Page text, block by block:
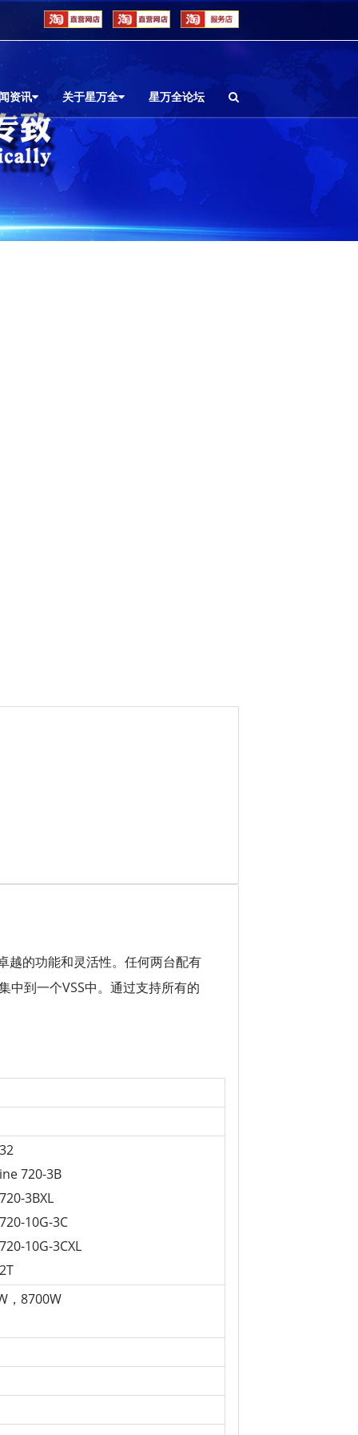
资讯 关于星万全 星万全论坛
越的功能和灵活性。任何两台配有
中到一个VSS中。通过支持所有的
720-3B
3BXL
10G-3C
10G-3CXL
，8700W